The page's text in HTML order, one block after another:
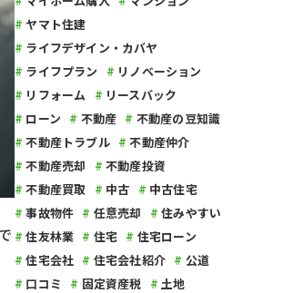
ヤマト住建
ライフデザイン・カバヤ
ライフプラン
リノベーション
リフォーム
リースバック
ローン
不動産
不動産の豆知識
不動産トラブル
不動産仲介
不動産売却
不動産投資
不動産買取
中古
中古住宅
事故物件
任意売却
住みやすい
住友林業
住宅
住宅ローン
住宅会社
住宅会社紹介
公道
口コミ
固定資産税
土地